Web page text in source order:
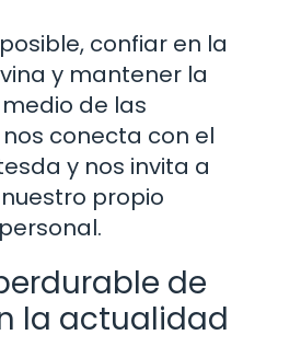
confiar en la
y mantener la
de las
conecta con el
y nos invita a
propio
de
la actualidad